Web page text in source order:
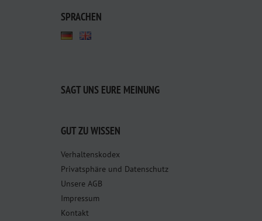
SPRACHEN
SAGT UNS EURE MEINUNG
GUT ZU WISSEN
Verhaltenskodex
Privatsphäre und Datenschutz
Unsere AGB
Impressum
Kontakt